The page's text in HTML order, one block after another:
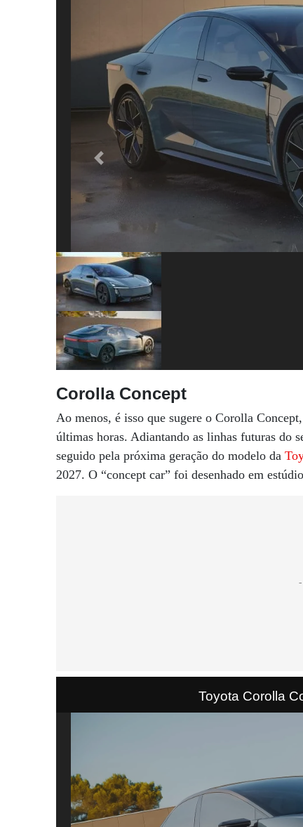
Previous
Corolla Concept
Ao menos, é isso que sugere o Corolla
últimas horas. Adiantando as linhas futuras do
seguido pela próxima geração do modelo da
2027. O “concept car” foi desenhado em
Toyota Corolla